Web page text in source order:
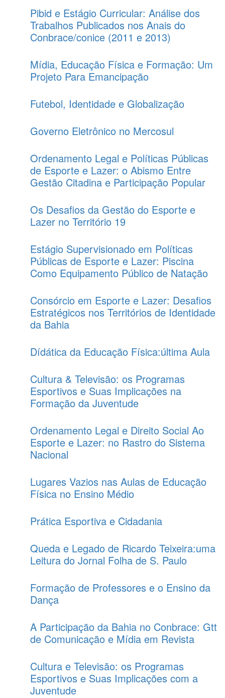
Pibid e Estágio Curricular: Análise dos
Trabalhos Publicados nos Anais do
Conbrace/conice (2011 e 2013)
Mídia, Educação Física e Formação: Um
Projeto Para Emancipação
Futebol, Identidade e Globalização
Governo Eletrônico no Mercosul
Ordenamento Legal e Políticas Públicas
de Esporte e Lazer: o Abismo Entre
Gestão Citadina e Participação Popular
Os Desafios da Gestão do Esporte e
Lazer no Território 19
Estágio Supervisionado em Políticas
Públicas de Esporte e Lazer: Piscina
Como Equipamento Público de Natação
Consórcio em Esporte e Lazer: Desafios
Estratégicos nos Territórios de Identidade
da Bahia
Dídática da Educação Física:última Aula
Cultura & Televisão: os Programas
Esportivos e Suas Implicações na
Formação da Juventude
Ordenamento Legal e Direito Social Ao
Esporte e Lazer: no Rastro do Sistema
Nacional
Lugares Vazios nas Aulas de Educação
Física no Ensino Médio
Prática Esportiva e Cidadania
Queda e Legado de Ricardo Teixeira:uma
Leitura do Jornal Folha de S. Paulo
Formação de Professores e o Ensino da
Dança
A Participação da Bahia no Conbrace: Gtt
de Comunicação e Mídia em Revista
Cultura e Televisão: os Programas
Esportivos e Suas Implicações com a
Juventude